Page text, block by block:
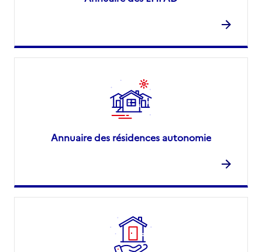
Annuaire des résidences autonomie